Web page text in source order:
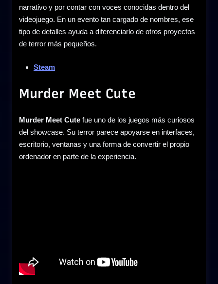
narrativo y por contar con voces conocidas dentro del
videojuego. En un evento tan cargado de nombres, ese
tipo de detalles ayuda a diferenciarlo de otros proyectos
de terror más pequeños.
Steam
Murder Meet Cute
Murder Meet Cute fue uno de los juegos más curiosos
del showcase. Su terror parece apoyarse en interfaces,
escritorio, ventanas y una forma de convertir el propio
ordenador en parte de la experiencia.